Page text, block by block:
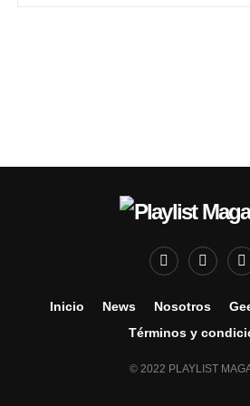
Inicio News Nosotros
Términos y
© 2022 PLAYLIST